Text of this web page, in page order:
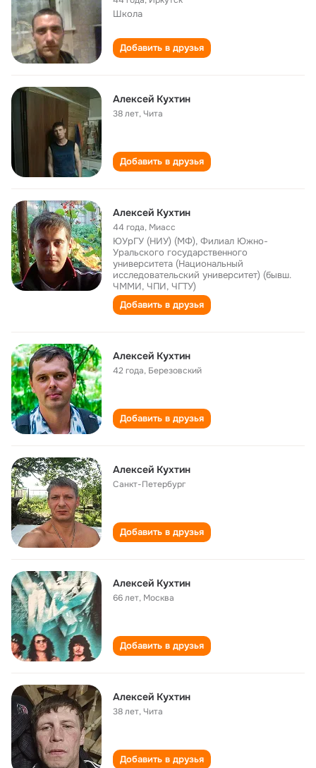
Школа
Добавить в друзья
Алексей Кухтин
38 лет,Чита
Добавить в друзья
Алексей Кухтин
44 года, Миасс
ЮУрГУ (НИУ) (МФ), Филиал Южно-
Уральского государственного
университета (Национальный
исследовательский университет) (бывш.
ЧММИ, ЧПИ, ЧГТУ)
Добавить в друзья
Алексей Кухтин
42 года, Березовский
Добавить в друзья
Алексей Кухтин
Санкт-Петербург
Добавить в друзья
Алексей Кухтин
66 лет, Москва
Добавить в друзья
Алексей Кухтин
38 лет,Чита
Добавить в друзья